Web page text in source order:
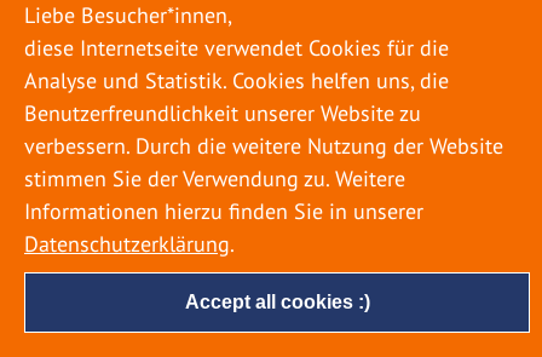
genießen ihren Urlaub. Dabei zieht es die Einen
weiter weg, die Anderen bleiben dann doch
lieber in der Heimat. Wenn Sie für eine längere
Zeit wegfahren möchten, gibt es einige Dinge zu
beachten, damit nicht anschließend eine böse
Überraschung auf Sie wartet. Um einen
möglichst entspannten Urlaub zu […]
Accept all cookies :)
Liebe Besucher*innen,
diese Internetseite verwendet Cookies für die
Analyse und Statistik. Cookies helfen uns, die
Benutzerfreundlichkeit unserer Website zu
verbessern. Durch die weitere Nutzung der Website
stimmen Sie der Verwendung zu. Weitere
Informationen hierzu finden Sie in unserer
Datenschutzerklärung.